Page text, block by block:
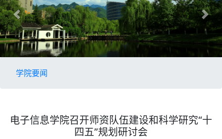
Previous Next
学院要闻
电子信息学院召开师资队伍建设和科学研究“十
四五”规划研讨会